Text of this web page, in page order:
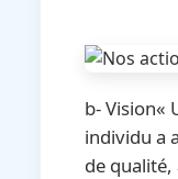
b- Vision«
individu a
de